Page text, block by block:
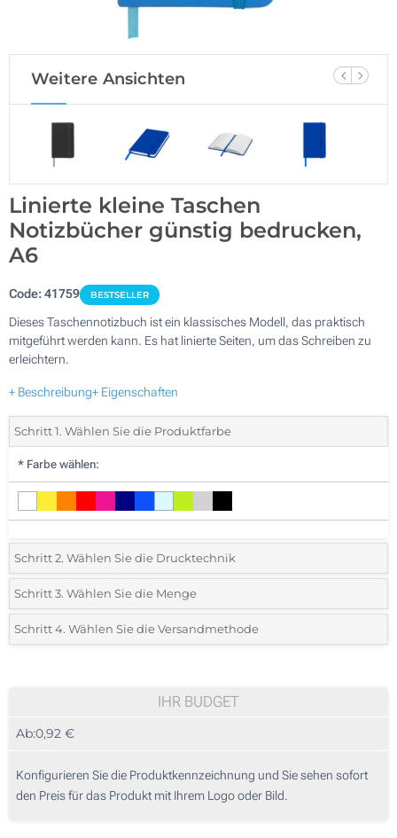
Weitere Ansichten
Linierte kleine Taschen
Notizbücher günstig bedrucken,
A6
Code:41759 BESTSELLER
Dieses Taschennotizbuch ist ein klassisches Modell, das praktisch
mitgeführt werden kann. Es hat linierte Seiten, um das Schreiben zu
erleichtern.
+ Beschreibung+ Eigenschaften
Schritt 1. Wählen Sie die Produktfarbe
* Farbe wählen:
Schritt 2. Wählen Sie die Drucktechnik
*Wählen Sie die Druck- und Farbtechniken für Ihr Logo:
1 Farbig (Vorderseite)
Heißprägung in Farbe (Vorderseite)
Schritt 3. Wählen Sie die Menge
*Bitte wählen Sie Ihre gewünschte Menge
50
125
250
Schritt 4. Wählen Sie die Versandmethode
IHR BUDGET
Ab:0,92 €
Konfigurieren Sie die Produktkennzeichnung und Sie sehen sofort
den Preis für das Produkt mit Ihrem Logo oder Bild.